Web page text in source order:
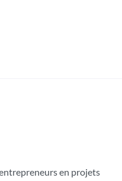
en projets